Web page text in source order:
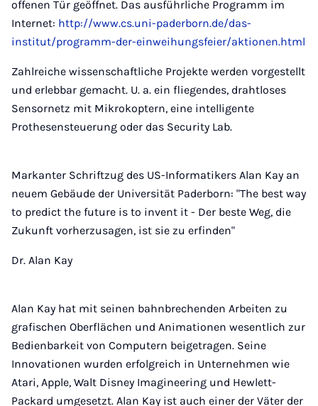
offenen Tür geöffnet. Das ausführliche Programm im
Internet: http://www.cs.uni-paderborn.de/das-
institut/programm-der-einweihungsfeier/aktionen.html
Zahlreiche wissenschaftliche Projekte werden vorgestellt
und erlebbar gemacht. U. a. ein fliegendes, drahtloses
Sensornetz mit Mikrokoptern, eine intelligente
Prothesensteuerung oder das Security Lab.
Markanter Schriftzug des US-Informatikers Alan Kay an
neuem Gebäude der Universität Paderborn: "The best way
to predict the future is to invent it - Der beste Weg, die
Zukunft vorherzusagen, ist sie zu erfinden"
Dr. Alan Kay
Alan Kay hat mit seinen bahnbrechenden Arbeiten zu
grafischen Oberflächen und Animationen wesentlich zur
Bedienbarkeit von Computern beigetragen. Seine
Innovationen wurden erfolgreich in Unternehmen wie
Atari, Apple, Walt Disney Imagineering und Hewlett-
Packard umgesetzt. Alan Kay ist auch einer der Väter der